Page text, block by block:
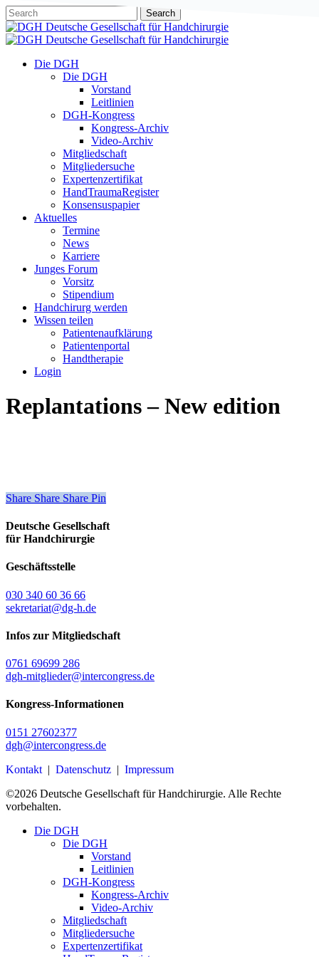
Skip
to
main
Search
Close
Search
Menu
Die DGH
Die DGH
Vorstand
Leitlinien
DGH-Kongress
Kongress-Archiv
Video-Archiv
Mitgliedschaft
Mitgliedersuche
Expertenzertifikat
HandTraumaRegister
Konsensuspapier
Aktuelles
Termine
News
Karriere
Junges Forum
Vorsitz
Stipendium
Handchirurg werden
Wissen teilen
Patientenaufklärung
Patientenportal
Handtherapie
Login
Replantations – New edition
Share
Share Share Share Pin
Deutsche Gesellschaft
für Handchirurgie
Geschäftsstelle
030 340 60 36 66
sekretariat@dg-h.de
Infos zur Mitgliedschaft
0761 69699 286
dgh-mitglieder@intercongress.de
Kongress-Informationen
0151 27602377
dgh@intercongress.de
Kontakt | Datenschutz | Impressum
©2026 Deutsche Gesellschaft für Handchirurgie. Alle Rechte
vorbehalten.
Close
Die DGH
Die DGH
Vorstand
Leitlinien
DGH-Kongress
Kongress-Archiv
Video-Archiv
Mitgliedschaft
Mitgliedersuche
Expertenzertifikat